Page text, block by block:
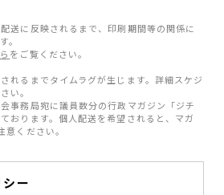
送に反映されるまで、印刷期間等の関係に
。
をご覧ください。
れるまでタイムラグが生じます。詳細スケジ
い。
事務局宛に議員数分の行政マガジン「ジチ
おります。個人配送を希望されると、マガ
ください。
ー